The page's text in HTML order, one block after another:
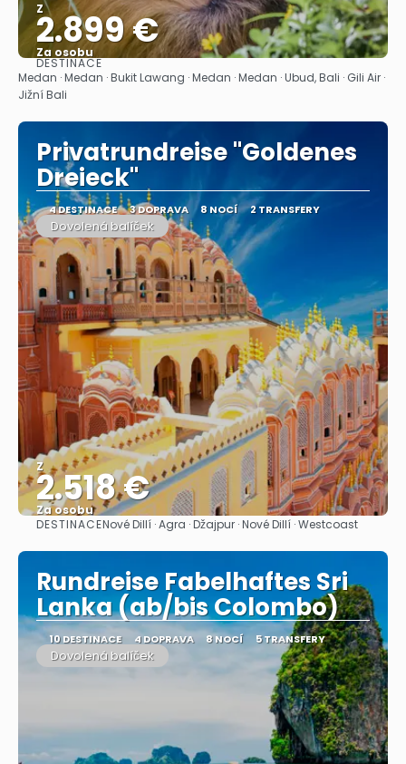
Z
2.899 €
Za osobu
Zobrazit
DESTINACE
Medan · Medan · Bukit Lawang · Medan · Medan · Ubud, Bali · Gili Air ·
Jižní Bali
Privatrundreise "Goldenes
Dreieck"
4 DESTINACE 3 DOPRAVA 8 NOCÍ 2 TRANSFERY
Dovolená balíček
Z
2.518 €
Za osobu
Zobrazit
DESTINACENové Dillí · Agra · Džajpur · Nové Dillí · Westcoast
Rundreise Fabelhaftes Sri
Lanka (ab/bis Colombo)
10 DESTINACE 4 DOPRAVA 8 NOCÍ 5 TRANSFERY
Dovolená balíček